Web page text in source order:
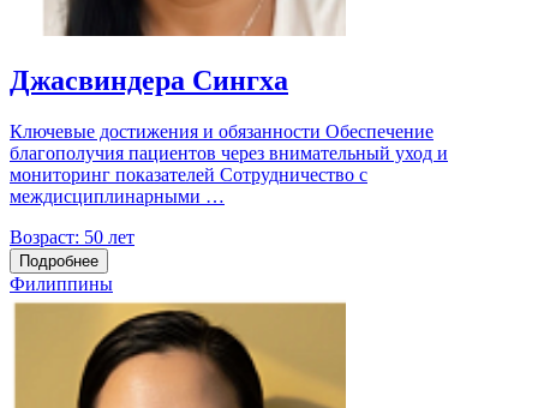
Джасвиндера Сингха
Ключевые достижения и обязанности Обеспечение
благополучия пациентов через внимательный уход и
мониторинг показателей Сотрудничество с
междисциплинарными …
Возраст: 50 лет
Подробнее
Филиппины